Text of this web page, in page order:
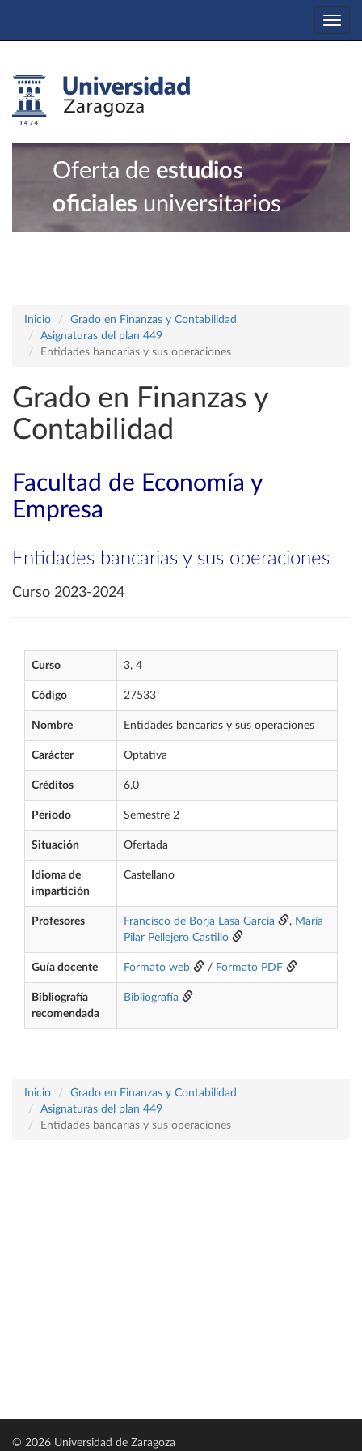
Oferta de estudios
oficiales universitarios
Inicio
Grado en Finanzas y Contabilidad
Asignaturas del plan 449
Entidades bancarias y sus operaciones
Grado en Finanzas y
Contabilidad
Facultad de Economía y
Empresa
Entidades bancarias y sus operaciones
Curso 2023-2024
Curso 3, 4
Código 27533
Nombre Entidades bancarias y sus operaciones
Carácter Optativa
Créditos 6,0
Periodo Semestre 2
Situación Ofertada
Idioma de
impartición
Castellano
Profesores Francisco de Borja Lasa García , María
Pilar Pellejero Castillo
Guía docente Formato web / Formato PDF
Bibliografía
recomendada
Bibliografía
Inicio
Grado en Finanzas y Contabilidad
Asignaturas del plan 449
Entidades bancarias y sus operaciones
© 2026 Universidad de Zaragoza